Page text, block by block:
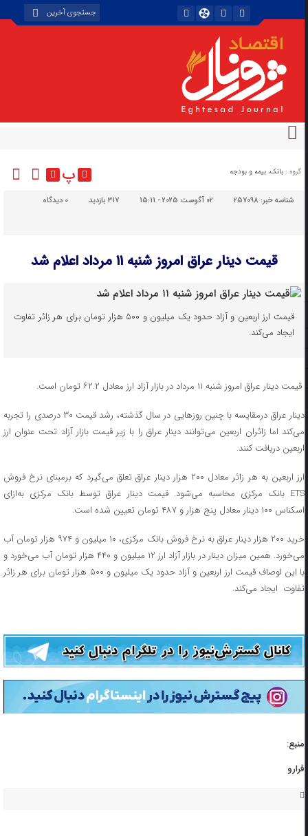
گروه : بانک، بیمه و بودجه پ
شناسه خبر:257098 02 آگوست 2025 - 15:11 317 بازدید دیدگاه
قیمت دینار عراق امروز شنبه ۱۱ مرداد اعلام شد
قیمت ارز اربعین و آزاد حدود یک میلیون و ۵۰۰ هزار تومان برای هر زائر تفاوت
ایجاد می‌کند.
قیمت دینار عراق امروز شنبه ۱۱ مرداد در بازار آزاد ارز معادل ۶۲.۲ تومان است.
دینار عراق درمقایسه با چنین روز‌هایی در سال گذشته، رشد قیمت ۳۰ درصدی را تجربه
می‌کند اما زائران اربعین می‌توانند دینار عراق را با زیر قیمت بازار آزاد تحت عنوان ارز
اربعین دریافت کنند.
ارز اربعین به هر زائر معادل ۲۰۰ هزار دینار عراق تعلق می‌گیرد که برمبنای نرخ فروش
ETS بانک مرکزی محاسبه می‌شود. قیمت دینار عراق توسط بانک مرکزی به‌ازای
اسکناس ۱۰۰ دینار معادل پنج هزار و ۴۸۷ تومان تعیین شده است.
خرید ۲۰۰ هزار دینار عراق به نرخ فروش بانک مرکزی، ۱۰ میلیون و ۹۷۴ هزار تومان آب
می‌خورد. همین میزان دینار در بازار آزاد ارز ۱۲ میلیون و ۴۴۰ هزار تومان آب می‌خورد و
با این اوصاف قیمت ارز اربعین و آزاد حدود یک میلیون و ۵۰۰ هزار تومان برای هر زائر
تفاوت ایجاد می‌کند.
منبع:
فرارو